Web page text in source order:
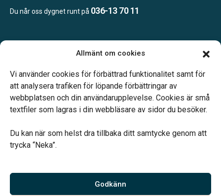
Allmänt om cookies
Vi använder cookies för förbättrad funktionalitet samt för
att analysera trafiken för löpande förbättringar av
webbplatsen och din användarupplevelse. Cookies är små
textfiler som lagras i din webbläsare av sidor du besöker.
Du kan när som helst dra tillbaka ditt samtycke genom att
trycka “Neka”.
Godkänn
Du når oss dygnet runt på 036-13 70 11
Telefonjour dygnet runt.
Vårt systerbolag Verahill hjälper dig med familjejuridiken –